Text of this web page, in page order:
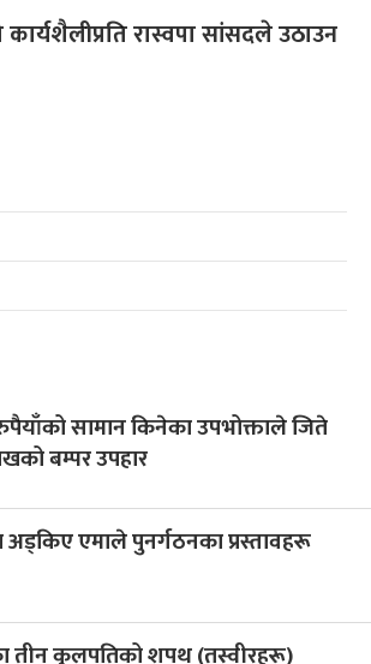
रास्वपा सांसदले उठाउन
सामान किनेका उपभोक्ताले जिते
बम्पर उपहार
अड्किए एमाले पुनर्गठनका प्रस्तावहरू
तीन कुलपतिको शपथ (तस्वीरहरू)